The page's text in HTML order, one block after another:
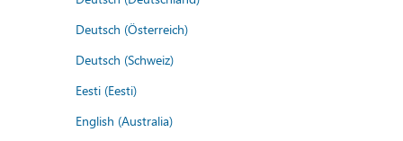
Deutsch (Österreich)
Deutsch (Schweiz)
Eesti (Eesti)
English (Australia)